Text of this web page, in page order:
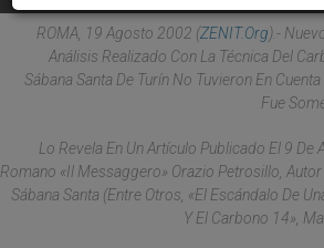
ROMA, 19 Agosto 2002 (ZENIT.org).-
Análisis Realizado Con La Técnica Del
Sábana Santa De Turín No Tuvieron En
Fue
Lo Revela En Un Artículo Publicado El 9 De
Romano «Il Messaggero» Orazio Petrosillo,
Sábana Santa (entre Otros, «El Escándalo De
Y El Carbono 14»,